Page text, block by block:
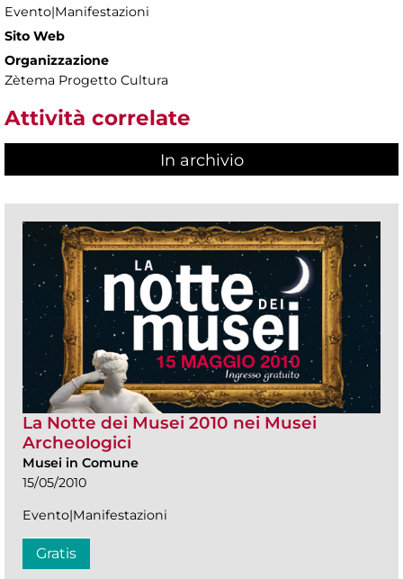
Evento|Manifestazioni
Sito Web
Organizzazione
Zètema Progetto Cultura
Attività correlate
In archivio
La Notte dei Musei 2010 nei Musei
Archeologici
Musei in Comune
15/05/2010
Evento|Manifestazioni
Gratis